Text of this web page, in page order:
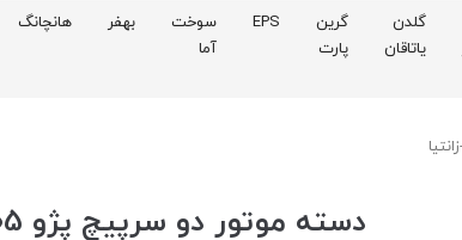
گلدن
یاتاقان
گرین
پارت
EPS
سوخت
آما
بهفر هانچانگ
دسته موتور دو سرپيچ پژو 405-سمند-پارس-زانتيا